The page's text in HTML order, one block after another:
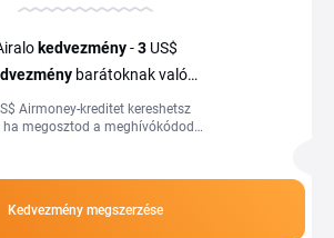
kedvezmény-3 US$
barátoknak való
ajánlásért
Airmoney-kreditet kereshetsz
ha megosztod a meghívókódodat
Kedvezmény megszerzése